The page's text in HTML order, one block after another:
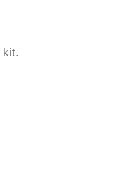
kit.